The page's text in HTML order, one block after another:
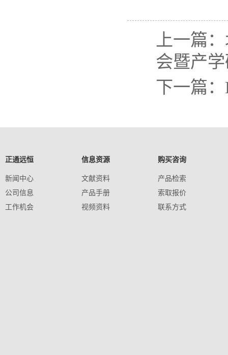
上一篇
会暨产
下一篇
正通远恒
新闻中心
公司信息
工作机会
信息资源
文献资料
产品手册
视频资料
购买咨询
产品检索
索取报价
联系方式